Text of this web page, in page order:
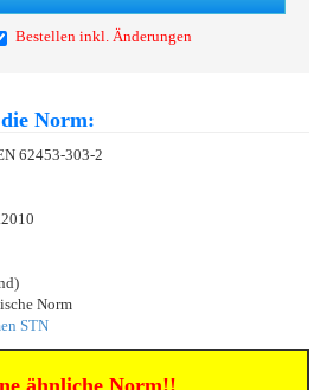
Bestellen inkl. Änderungen
Norm:
62453-303-2
Norm
STN
ähnliche Norm!!